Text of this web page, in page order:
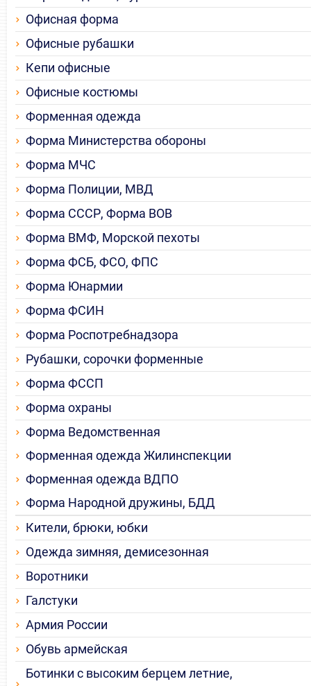
Офисная форма
Офисные рубашки
Кепи офисные
Офисные костюмы
Форменная одежда
Форма Министерства обороны
Форма МЧС
Форма Полиции, МВД
Форма СССР, Форма ВОВ
Форма ВМФ, Морской пехоты
Форма ФСБ, ФСО, ФПС
Форма Юнармии
Форма ФСИН
Форма Роспотребнадзора
Рубашки, сорочки форменные
Форма ФССП
Форма охраны
Форма Ведомственная
Форменная одежда Жилинспекции
Форменная одежда ВДПО
Форма Народной дружины, БДД
Кители, брюки, юбки
Одежда зимняя, демисезонная
Воротники
Галстуки
Армия России
Обувь армейская
Ботинки с высоким берцем летние,